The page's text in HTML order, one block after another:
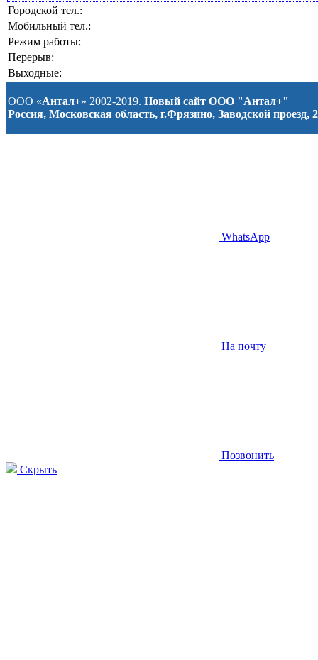
Городской тел.:
Мобильный тел.:
Режим работы:
Перерыв:
Выходные:
ООО «Антал+» 2002-2019. Новый сайт ООО "Антал+"
Россия, Московская область, г.Фрязино, Заводской проезд, 2
WhatsApp
На почту
Позвонить
Скрыть